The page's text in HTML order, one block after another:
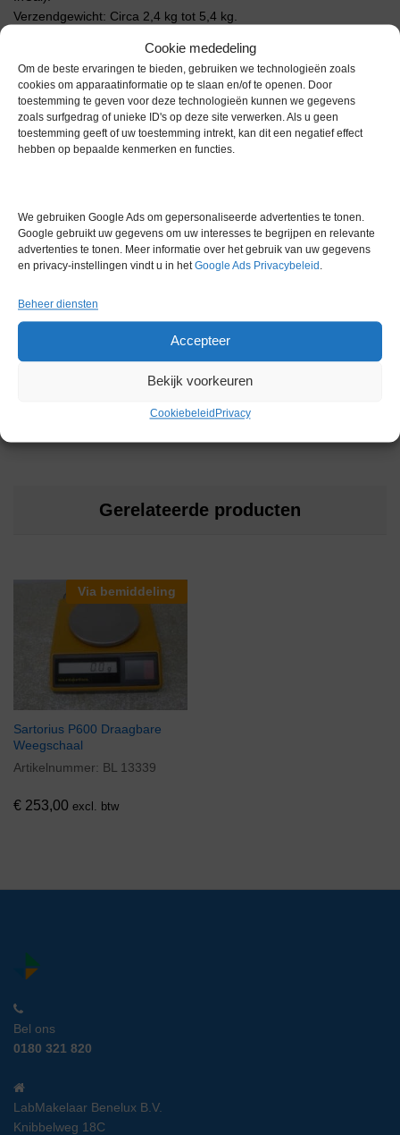
Cookie mededeling
Om de beste ervaringen te bieden, gebruiken we technologieën zoals
cookies om apparaatinformatie op te slaan en/of te openen. Door
toestemming te geven voor deze technologieën kunnen we gegevens
zoals surfgedrag of unieke ID's op deze site verwerken. Als u geen
toestemming geeft of uw toestemming intrekt, kan dit een negatief effect
hebben op bepaalde kenmerken en functies.
We gebruiken Google Ads om gepersonaliseerde advertenties te tonen.
Google gebruikt uw gegevens om uw interesses te begrijpen en relevante
advertenties te tonen. Meer informatie over het gebruik van uw gegevens
en privacy-instellingen vindt u in hetGoogle Ads Privacybeleid .
Beheer diensten
Accepteer
Bekijk voorkeuren
Cookiebeleid Privacy
Verzendgewicht: Circa 2,4 kg tot 5,4 kg.
Afleesbaarheid: 0,01 g.
Stabilisatietijd: Ongeveer 1,5 tot 3 seconden.
Voeding: Werkt op de meegeleverde AC-adapter of op 4 AA-
batterijen (voor draagbaar gebruik).
Communicatie: Standaard voorzien van een RS232-poort; USB is
Extra informatie
Merk
Gebruikt in goede conditie
1 maand
Gerelateerde producten
Via bemiddeling
Sartorius P600 Draagbare
Weegschaal
Artikelnummer: BL 13339
€ 253,00 excl. btw
Bel ons
0180 321 820
LabMakelaar Benelux B.V.
Knibbelweg 18C